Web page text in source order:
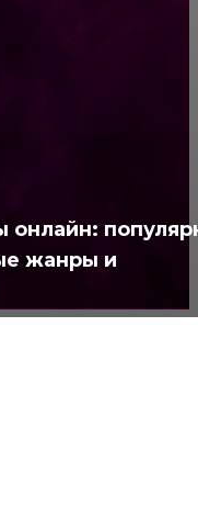
онлайн:
жанры и